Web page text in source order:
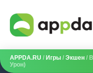
APPDA.RU / Игры / Экшен /
Урон)